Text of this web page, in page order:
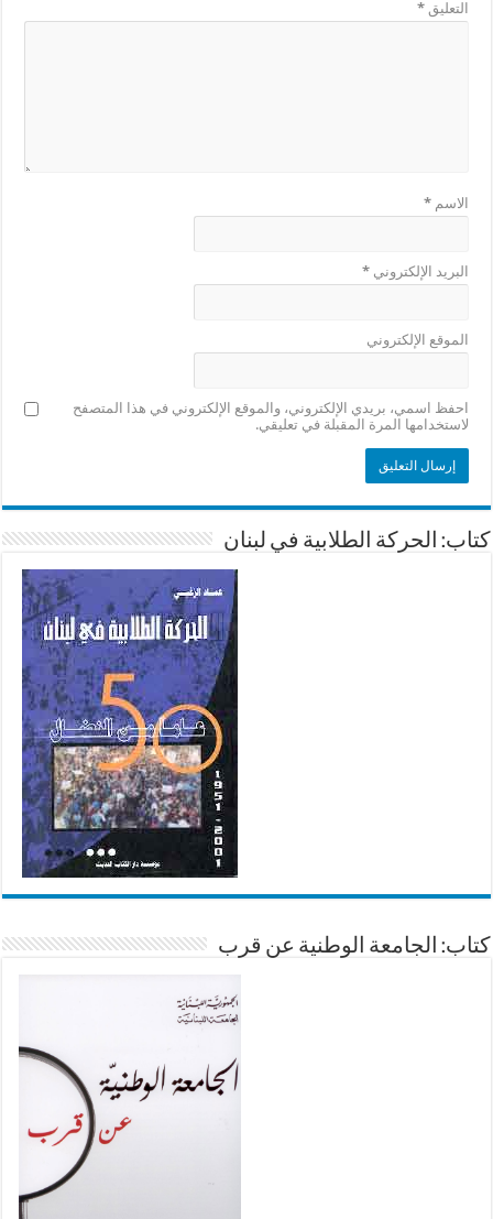
التعليق*
الاسم*
البريد الإلكتروني*
الموقع الإلكتروني
احفظ اسمي، بريدي الإلكتروني، والموقع الإلكتروني في هذا المتصفح
لاستخدامها المرة المقبلة في تعليقي.
كتاب: الحركة الطلابية في لبنان
كتاب: الجامعة الوطنية عن قرب